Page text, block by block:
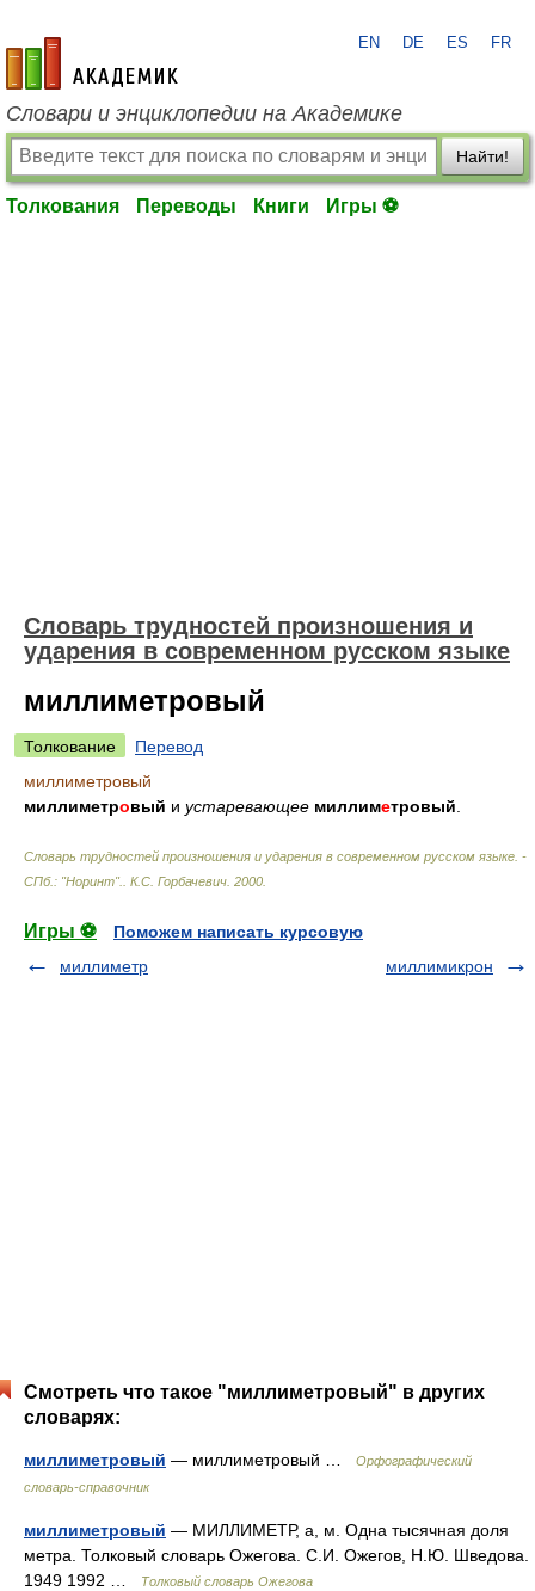
academic.ru
EN DE ES FR
Словари и энциклопедии на Академике
Найти!
Толкования Переводы Книги Игры ⚽
Словарь трудностей произношения и
ударения в современном русском языке
миллиметровый
Толкование
Перевод
миллиметровый
миллиметровый и устаревающее миллиметровый
Словарь трудностей произношения и ударения в современном русском языке. -
СПб.: "Норинт".
К.С. Горбачевич 2000
Игры ⚽
Поможем написать курсовую
миллиметр
миллимикрон
Смотреть что такое "миллиметровый" в других
словарях:
миллиметровый — миллиметровый …
Орфографический
словарь-справочник
миллиметровый — МИЛЛИМЕТР, а, м. Одна тысячная доля
метра. Толковый словарь Ожегова. С.И. Ожегов, Н.Ю. Шведова.
1949 1992 …
Толковый словарь Ожегова